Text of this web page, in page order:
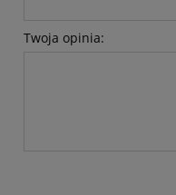
Twoja opinia: